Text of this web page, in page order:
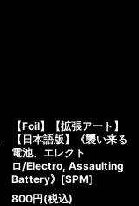
【Foil】【拡張アート】
【日本語版】《襲い来る
電池、エレクト
ロ/Electro, Assaulting
Battery》[SPM]
800円(税込)